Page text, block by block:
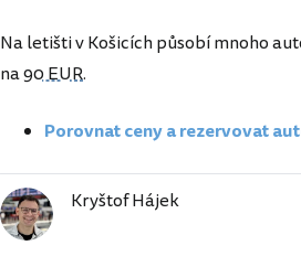
Na letišti v Košicích působí mnoho
na90 EUR.
Porovnat ceny a rezervovat
Kryštof Hájek